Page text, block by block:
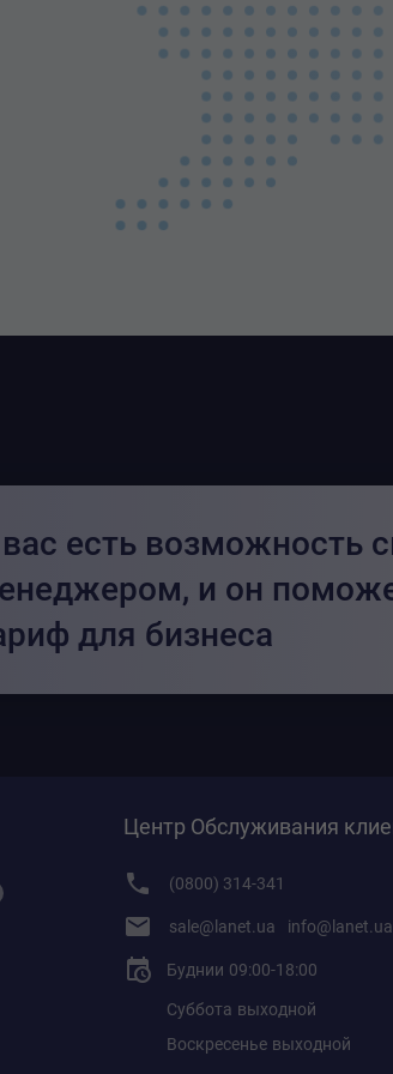
есть возможность
и он
для бизнеса
Центр Обслуживания
(0800) 314-341
sale@lanet.ua info@lanet.ua
Буднии 09:00-18:00
Суббота выходной
Воскресенье выходной